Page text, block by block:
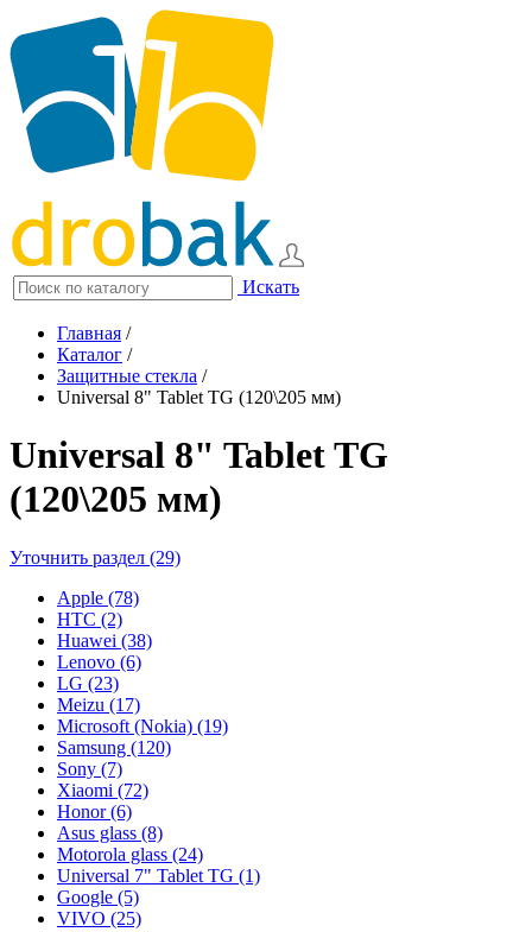
Искать
Главная /
Каталог /
Защитные стекла /
Universal 8" Tablet TG (120\205 мм)
Universal 8" Tablet TG
(120\205 мм)
Уточнить раздел (29)
Apple (78)
HTC (2)
Huawei (38)
Lenovo (6)
LG (23)
Meizu (17)
Microsoft (Nokia) (19)
Samsung (120)
Sony (7)
Xiaomi (72)
Honor (6)
Asus glass (8)
Motorola glass (24)
Universal 7" Tablet TG (1)
Google (5)
VIVO (25)